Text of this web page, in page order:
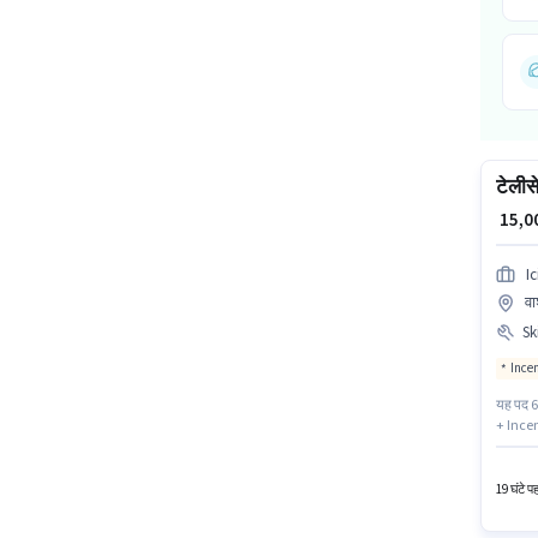
₹
यह पद
+
19 घंटे